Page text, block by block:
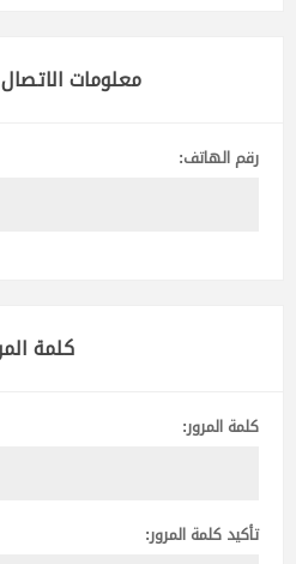
معلومات
رقم الهاتف:
كلمة
كلمة المرور:
تأكيد كلمة المرور: